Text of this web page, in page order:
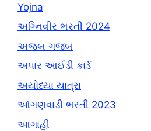
Yojna
અગ્નિવીર ભરતી 2024
અજબ ગજબ
અપાર આઈડી કાર્ડ
અયોધ્યા યાત્રા
આંગણવાડી ભરતી 2023
આગાહી